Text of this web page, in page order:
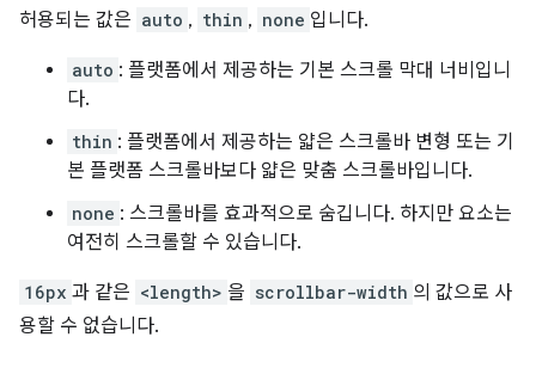
허용되는 값은 auto , thin , none 입니다.
auto : 플랫폼에서 제공하는 기본 스크롤 막대 너비입니
다.
thin : 플랫폼에서 제공하는 얇은 스크롤바 변형 또는 기
본 플랫폼 스크롤바보다 얇은 맞춤 스크롤바입니다.
none : 스크롤바를 효과적으로 숨깁니다. 하지만 요소는
여전히 스크롤할 수 있습니다.
16px 과 같은 <length> 을 scrollbar-width 의 값으로 사
용할 수 없습니다.